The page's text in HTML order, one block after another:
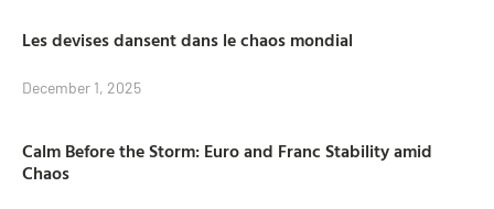
Les devises dansent dans le chaos mondial
December 1, 2025
Calm Before the Storm: Euro and Franc Stability amid
Chaos